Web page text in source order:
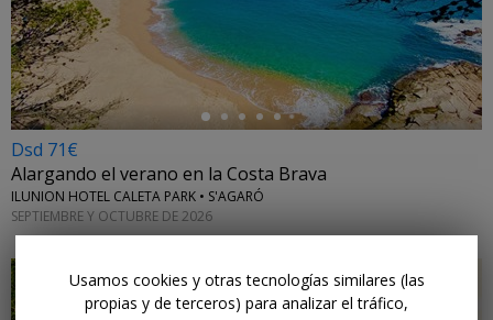
←
Dsd 71€
Alargando el verano en la Costa Brava
ILUNION HOTEL CALETA PARK • S'AGARÓ
SEPTIEMBRE Y OCTUBRE DE 2026
Usamos cookies y otras tecnologías similares (las
propias y de terceros) para analizar el tráfico,